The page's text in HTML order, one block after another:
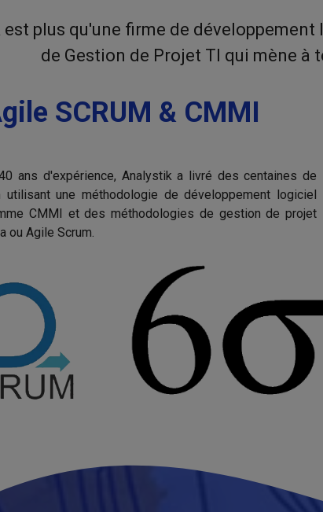
plus qu'une firme de
de Gestion de Projet TI qui mène
SCRUM & CMMI
ans d'expérience, Analystik a livré des centaines de
une méthodologie de développement logiciel
CMMI et des méthodologies de gestion de projet
ou Agile Scrum.